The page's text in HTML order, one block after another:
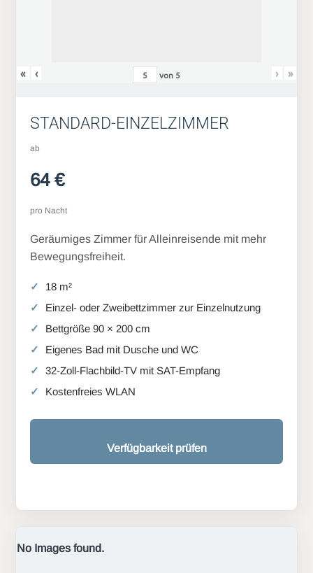
« ‹ von 5 › »
STANDARD-EINZELZIMMER
ab
64 €
pro Nacht
Geräumiges Zimmer für Alleinreisende mit mehr
Bewegungsfreiheit.
18 m²
Einzel- oder Zweibettzimmer zur Einzelnutzung
Bettgröße 90 × 200 cm
Eigenes Bad mit Dusche und WC
32-Zoll-Flachbild-TV mit SAT-Empfang
Kostenfreies WLAN
Verfügbarkeit prüfen
No Images found.